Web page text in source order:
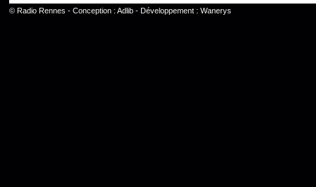
© Radio Rennes - Conception : Adlib- Développement : Wanerys